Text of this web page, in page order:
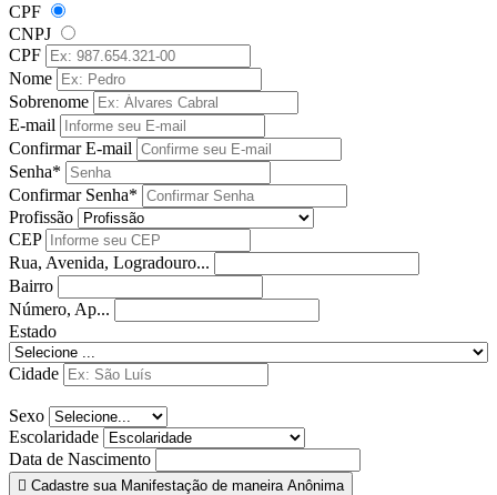
CPF
CNPJ
CPF
Nome
Sobrenome
E-mail
Confirmar E-mail
Senha*
Confirmar Senha*
Profissão
CEP
Rua, Avenida, Logradouro...
Bairro
Número, Ap...
Estado
Cidade
Sexo
Escolaridade
Data de Nascimento
Cadastre sua Manifestação de maneira Anônima